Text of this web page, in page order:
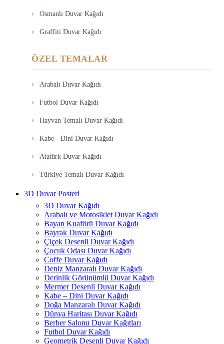
Osmanlı Duvar Kağıdı
Graffiti Duvar Kağıdı
ÖZEL TEMALAR
Arabalı Duvar Kağıdı
Futbol Duvar Kağıdı
Hayvan Temalı Duvar Kağıdı
Kabe - Dini Duvar Kağıdı
Atatürk Duvar Kağıdı
Türkiye Temalı Duvar Kağıdı
3D Duvar Posteri
3D Duvar Kağıdı
Arabalı ve Motosiklet Duvar Kağıdı
Bayan Kuaförü Duvar Kağıdı
Bayrak Duvar Kağıdı
Çiçek Desenli Duvar Kağıdı
Çocuk Odası Duvar Kağıdı
Coffe Duvar Kağıdı
Deniz Manzaralı Duvar Kağıdı
Derinlik Görünümlü Duvar Kağıdı
Mermer Desenli Duvar Kağıdı
Kabe – Dini Duvar Kağıdı
Doğa Manzaralı Duvar Kağıdı
Dünya Haritası Duvar Kağıdı
Berber Salonu Duvar Kağıtları
Futbol Duvar Kağıdı
Geometrik Desenli Duvar Kağıdı